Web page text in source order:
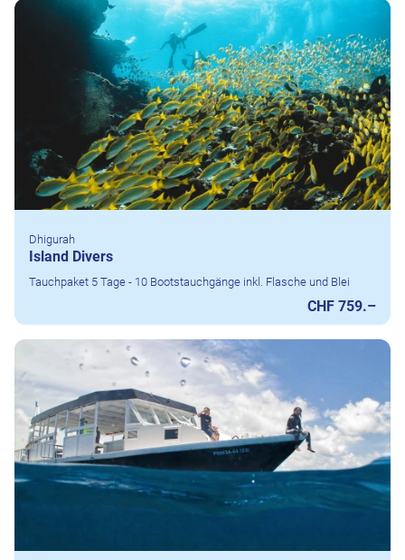
Dhigurah
Island Divers
Tauchpaket 5 Tage - 10 Bootstauchgänge inkl. Flasche und Blei
CHF 759.–